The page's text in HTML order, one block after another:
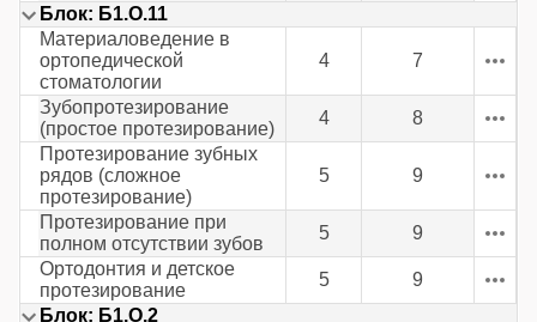
Блок: Б1.О.11
Материаловедение в
ортопедической
стоматологии
4 7
Зубопротезирование
(простое протезирование)
4
8
Протезирование зубных
рядов (сложное
протезирование)
5 9
Протезирование при
полном отсутствии зубов
5
9
Ортодонтия и детское
протезирование
5
9
Блок: Б1.О.2